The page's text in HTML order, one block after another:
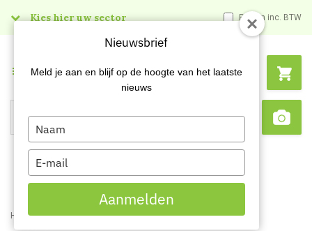
Kies hier uw sector Prijzen inc. BTW
Search
Menu
Home Merken Sika
Nieuwsbrief
Meld je aan en blijf op de hoogte van het laatste
nieuws
Type
your
name
Type
your
email
Aanmelden